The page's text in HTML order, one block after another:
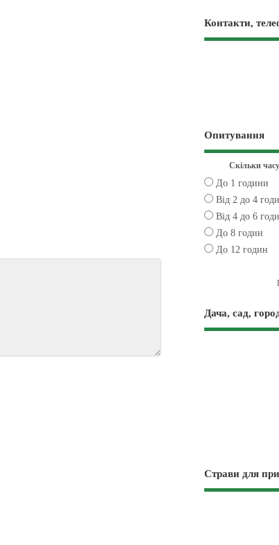
Контакти,
Опитування
Скільки
До 1 години
Від 2 до 4
Від 4 до 6
До 8 годин
До 12 годин
Дача, сад,
Страви для